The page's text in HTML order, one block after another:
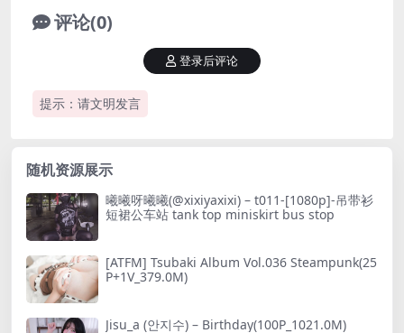
评论(0)
提示：请文明发言
登录后评论
随机资源展示
曦曦呀曦曦(@xixiyaxixi) – t011-[1080p]-吊带衫
短裙公车站 tank top miniskirt bus stop
[ATFM] Tsubaki Album Vol.036 Steampunk(25
P+1V_379.0M)
Jisu_a (안지수) – Birthday(100P_1021.0M)